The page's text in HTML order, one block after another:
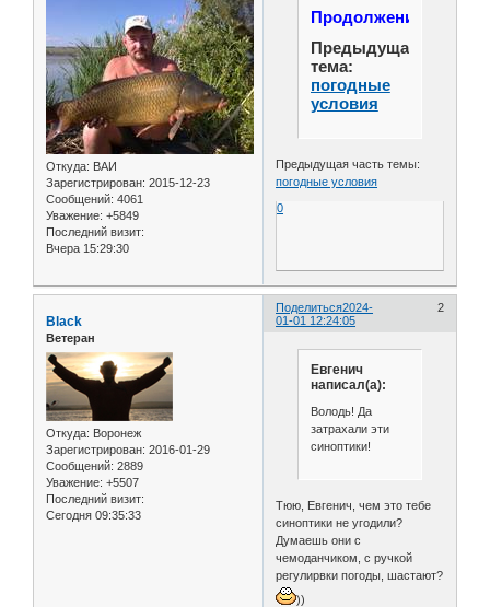
Откуда: ВАИ
Зарегистрирован: 2015-12-23
Сообщений: 4061
Уважение: +5849
Последний визит:
Вчера 15:29:30
Продолжение...
Предыдущая
тема:
погодные
условия
Предыдущая часть темы:
погодные условия
0
Поделиться 2
2024-
01-01 12:24:05
Black
Ветеран
Откуда: Воронеж
Зарегистрирован: 2016-01-29
Сообщений: 2889
Уважение: +5507
Последний визит:
Сегодня 09:35:33
Евгенич
написал(а):
Володь! Да
затрахали эти
синоптики!
Тюю, Евгенич, чем это тебе
синоптики не угодили?
Думаешь они с
чемоданчиком, с ручкой
регулирвки погоды, шастают?
))